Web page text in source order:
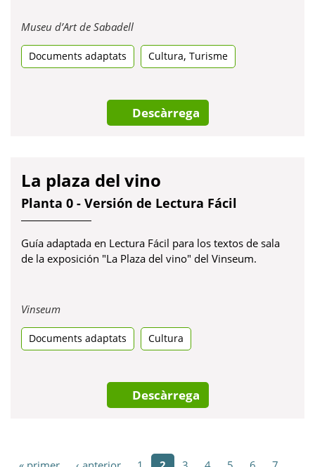
Museu d’Art de SabadellObre
una
pestanya
Documents adaptats Cultura, Turisme
Descàrrega
La plaza del vino
Planta 0 - Versión de Lectura Fácil
Guía adaptada en Lectura Fácil para los textos de sala
de la exposición "La Plaza del vino" del Vinseum.
VinseumObre
una
pestanya
Documents adaptats Cultura
Descàrrega